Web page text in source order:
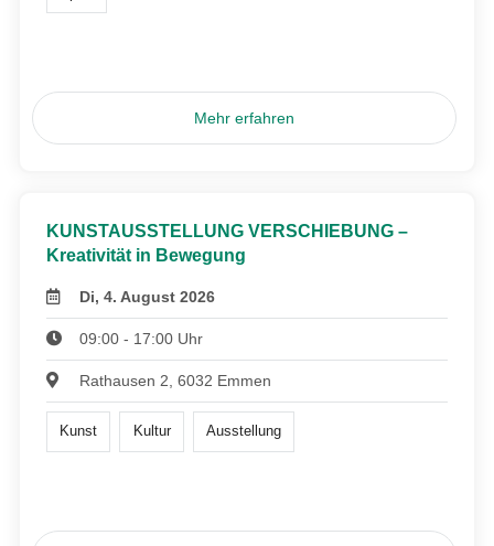
Mehr erfahren
KUNSTAUSSTELLUNG VERSCHIEBUNG –
Kreativität in Bewegung
Di, 4. August 2026
09:00 - 17:00 Uhr
Rathausen 2, 6032 Emmen
Kunst Kultur Ausstellung